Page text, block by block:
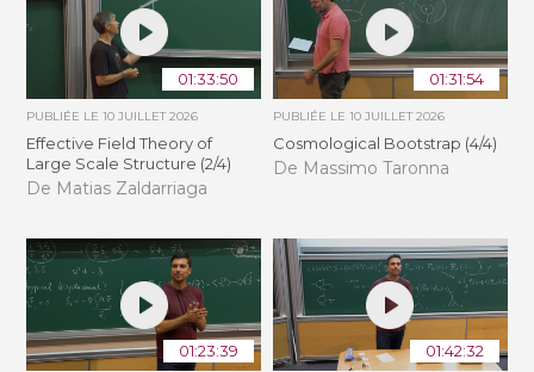
01:33:50
PUBLIÉE LE10 JUILLET 2026
Effective Field Theory of
Large Scale Structure (2/4)
De Matias Zaldarriaga
01:31:54
PUBLIÉE LE 10 JUILLET 2026
Cosmological Bootstrap (4/4)
De Massimo Taronna
01:23:39 01:42:32